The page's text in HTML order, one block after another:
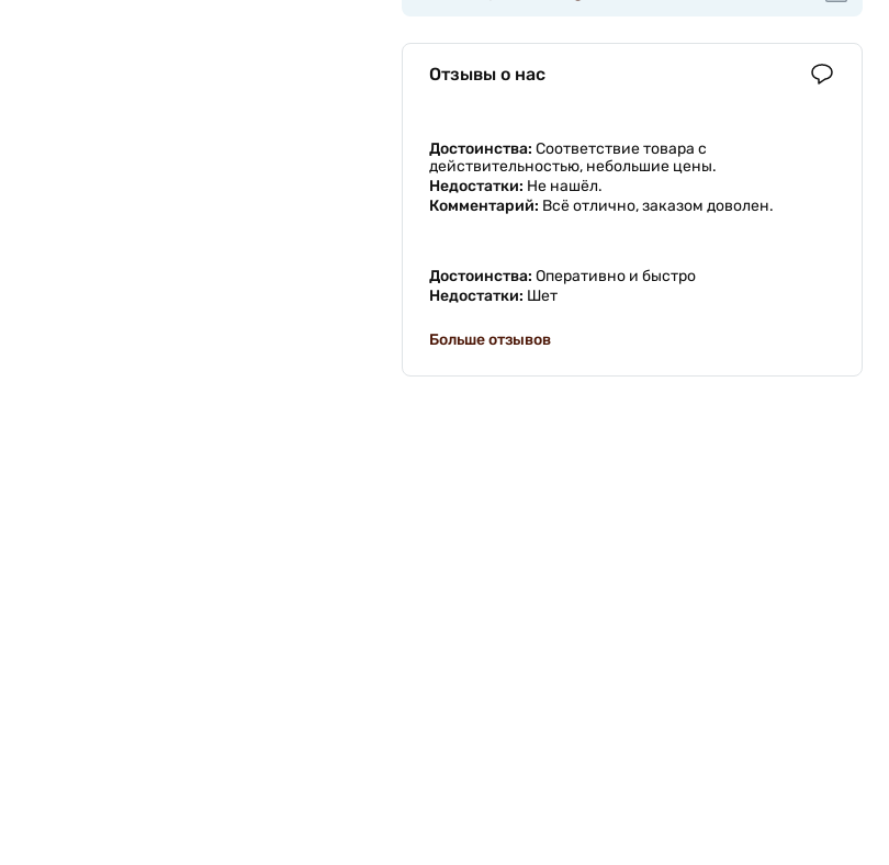
Отзывы о нас
Достоинства: Соответствие товара с
действительностью, небольшие цены.
Недостатки: Не нашёл.
Комментарий: Всё отлично, заказом доволен.
Достоинства: Оперативно и быстро
Недостатки: Шет
Больше отзывов